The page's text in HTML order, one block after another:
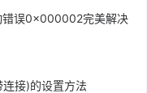
错误0x000002完美解决
接)的设置方法